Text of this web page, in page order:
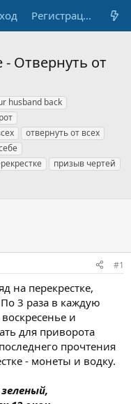
Регистрация
- Отвернуть от
husband back
отвернуть от всех
призыв чертей
#1
на перекрестке,
3 раза в каждую
и
для приворота
прочтения
- монеты и водку.